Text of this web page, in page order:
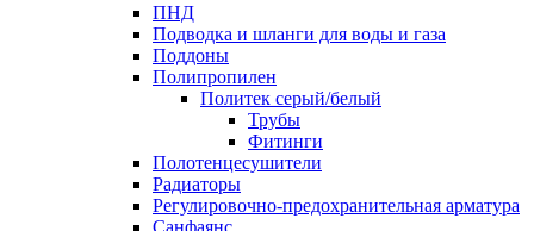
ПНД
Подводка и шланги для воды и газа
Поддоны
Полипропилен
Политек серый/белый
Трубы
Фитинги
Полотенцесушители
Радиаторы
Регулировочно-предохранительная арматура
Санфаянс